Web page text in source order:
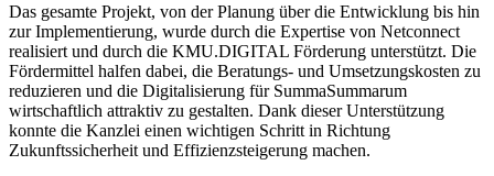
Das gesamte Projekt, von der Planung über die Entwicklung bis hin
zur Implementierung, wurde durch die Expertise von Netconnect
realisiert und durch die KMU.DIGITAL Förderung unterstützt. Die
Fördermittel halfen dabei, die Beratungs- und Umsetzungskosten zu
reduzieren und die Digitalisierung für SummaSummarum
wirtschaftlich attraktiv zu gestalten. Dank dieser Unterstützung
konnte die Kanzlei einen wichtigen Schritt in Richtung
Zukunftssicherheit und Effizienzsteigerung machen.